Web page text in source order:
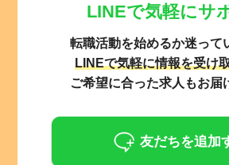
LINEで気軽にサ
転職活動を始めるか迷って
LINEで気軽に情報を受け
ご希望に合った求人もお届
友だちを追加